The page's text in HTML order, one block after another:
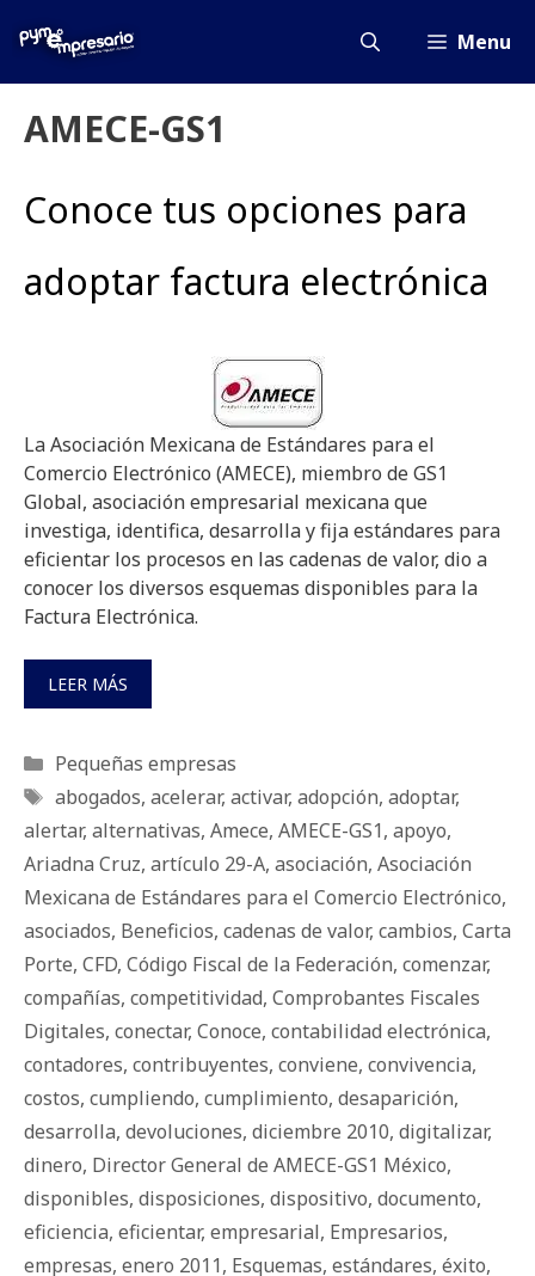
Menu
AMECE-GS1
Conoce tus opciones para
adoptar factura electrónica
La Asociación Mexicana de Estándares para el
Comercio Electrónico (AMECE), miembro de GS1
Global, asociación empresarial mexicana que
investiga, identifica, desarrolla y fija estándares para
eficientar los procesos en las cadenas de valor, dio a
conocer los diversos esquemas disponibles para la
Factura Electrónica.
LEER MÁS
Categorías
Pequeñas empresas
Etiquetas
abogados, acelerar, activar, adopción, adoptar,
alertar, alternativas, Amece, AMECE-GS1, apoyo,
Ariadna Cruz, artículo 29-A, asociación, Asociación
Mexicana de Estándares para el Comercio Electrónico,
asociados, Beneficios, cadenas de valor, cambios, Carta
Porte, CFD, Código Fiscal de la Federación, comenzar,
compañías, competitividad, Comprobantes Fiscales
Digitales, conectar, Conoce, contabilidad electrónica,
contadores, contribuyentes, conviene, convivencia,
costos, cumpliendo, cumplimiento, desaparición,
desarrolla, devoluciones, diciembre 2010, digitalizar,
dinero, Director General de AMECE-GS1 México,
disponibles, disposiciones, dispositivo, documento,
eficiencia, eficientar, empresarial, Empresarios,
empresas, enero 2011, Esquemas, estándares, éxito,